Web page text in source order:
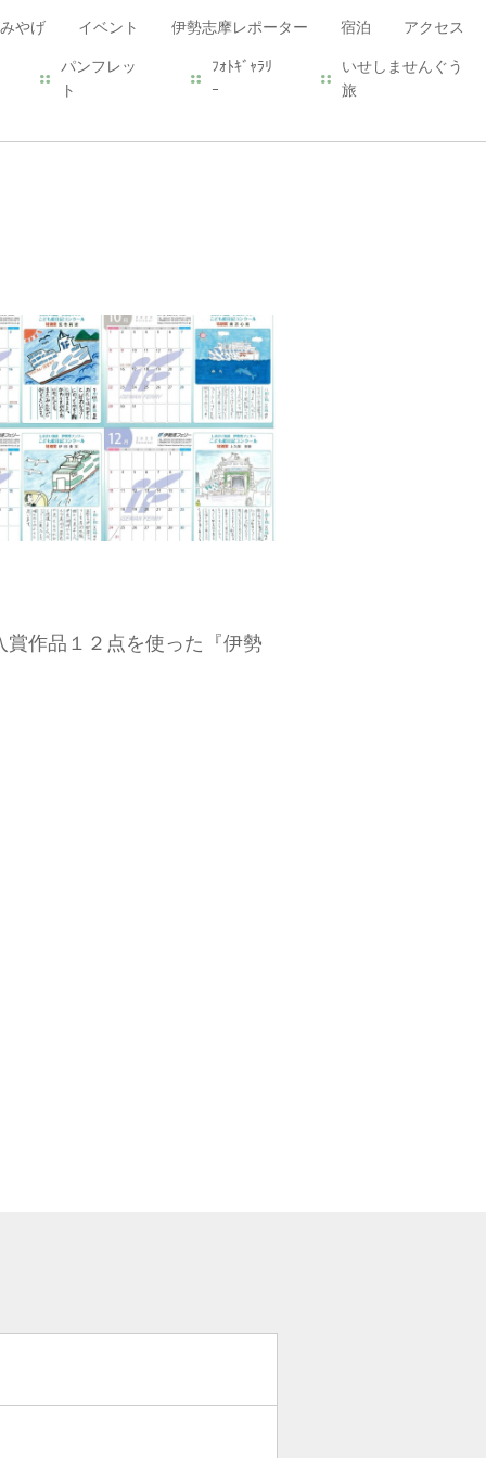
やげ イベント 伊勢志摩レポーター 宿泊 アクセス
パンフレッ
ト
ﾌｫﾄｷﾞｬﾗﾘ
ｰ
いせしませんぐう
旅
作品１２点を使った『伊勢